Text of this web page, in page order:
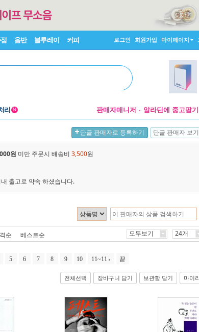
음반 블루레이 커피 로그인 회원가입 마이페이지
리 N 판매자매니저 알라딘에 중고팔기
단골 판매자로 등록하기 단골 판매자 보기
원 미만 주문시 배송비 3,500원
내 출고로 약속 하셨습니다.
순 베스트순 모두보기 24개
5 6 7 8 9 10 11~11 끝
전체선택 장바구니 담기 보관함 담기 마이